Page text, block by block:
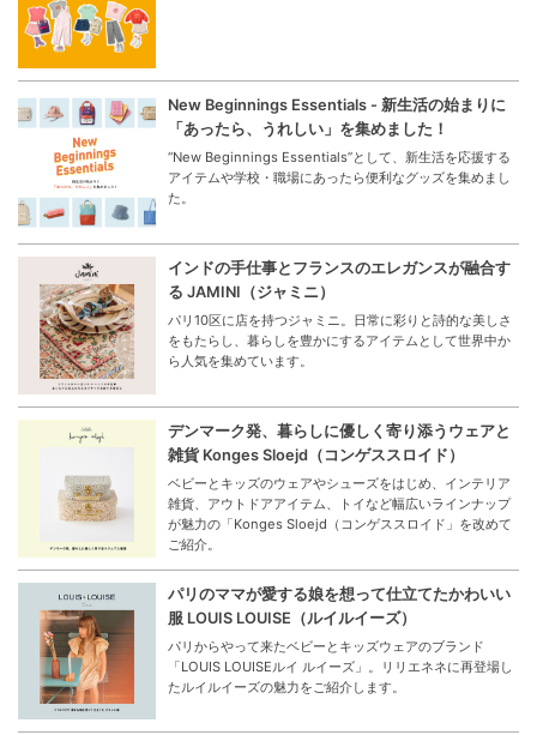
New Beginnings Essentials - 新生活の始まりに
「あったら、うれしい」を集めました！
“New Beginnings Essentials”として、新生活を応援する
アイテムや学校・職場にあったら便利なグッズを集めまし
た。
インドの手仕事とフランスのエレガンスが融合す
る JAMINI（ジャミニ）
パリ10区に店を持つジャミニ。日常に彩りと詩的な美しさ
をもたらし、暮らしを豊かにするアイテムとして世界中か
ら人気を集めています。
デンマーク発、暮らしに優しく寄り添うウェアと
雑貨 Konges Sloejd（コンゲススロイド）
ベビーとキッズのウェアやシューズをはじめ、インテリア
雑貨、アウトドアアイテム、トイなど幅広いラインナップ
が魅力の「Konges Sloejd（コンゲススロイド」を改めて
ご紹介。
パリのママが愛する娘を想って仕立てたかわいい
服 LOUIS LOUISE（ルイルイーズ）
パリからやって来たベビーとキッズウェアのブランド
「LOUIS LOUISEルイ ルイーズ」。リリエネネに再登場し
たルイルイーズの魅力をご紹介します。